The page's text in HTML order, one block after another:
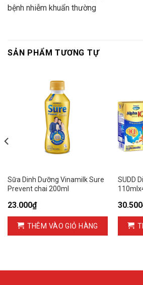
bệnh nhiễm khuẩn thường
SẢN PHẨM TƯƠNG TỰ
Sữa Dinh Dưỡng Vinamilk Sure
Prevent chai 200ml
23.000₫
THÊM VÀO GIỎ HÀNG
SUDD
30.500